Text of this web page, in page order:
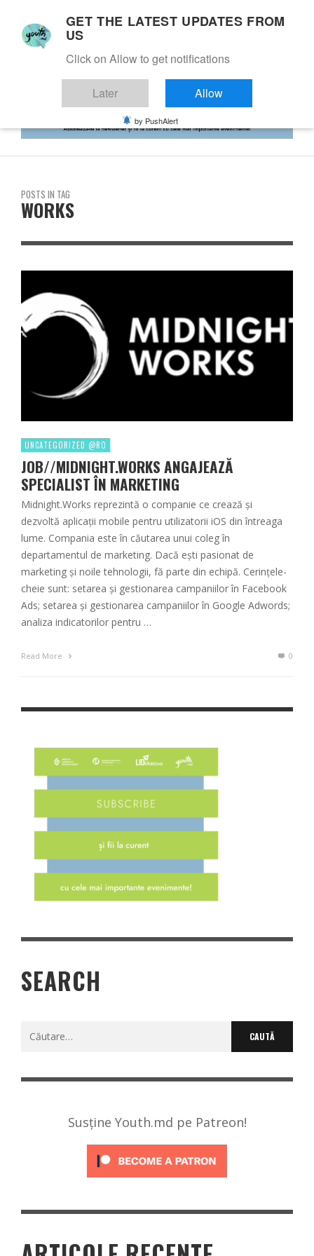
POSTS IN TAG
WORKS
UNCATEGORIZED @RO
JOB//MIDNIGHT.WORKS ANGAJEAZĂ
SPECIALIST ÎN MARKETING
Midnight.Works reprezintă o companie ce crează și
dezvoltă aplicații mobile pentru utilizatorii iOS din întreaga
lume. Compania este în căutarea unui coleg în
departamentul de marketing. Dacă ești pasionat de
marketing și noile tehnologii, fă parte din echipă. Cerințele-
cheie sunt: setarea și gestionarea campaniilor în Facebook
Ads; setarea și gestionarea campaniilor în Google Adwords;
analiza indicatorilor pentru …
Read More 0
SEARCH
Caută
Susține Youth.md pe Patreon!
GET THE LATEST UPDATES FROM
US
Click on Allow to get notifications
Later Allow
by PushAlert